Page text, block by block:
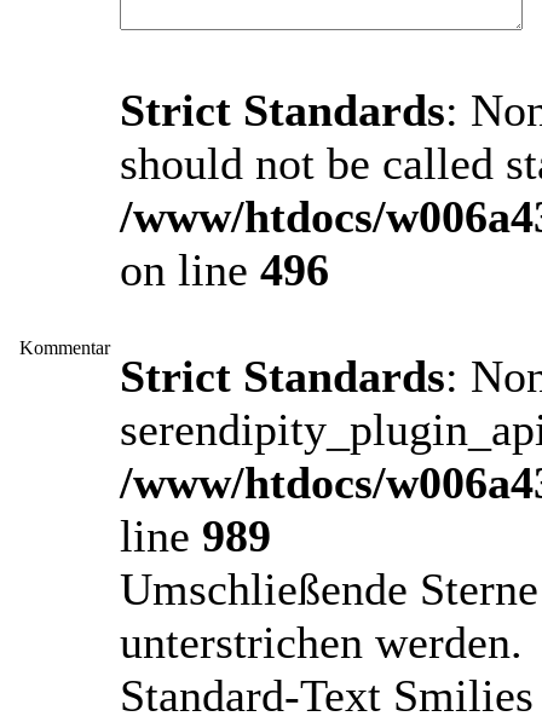
Kommentar
Strict Standards:
should not be called
/www/htdocs/
on line 496
Strict Standards:
/www/htdocs/
line 989
Umschließende
unterstrichen werden.
Standard-Text